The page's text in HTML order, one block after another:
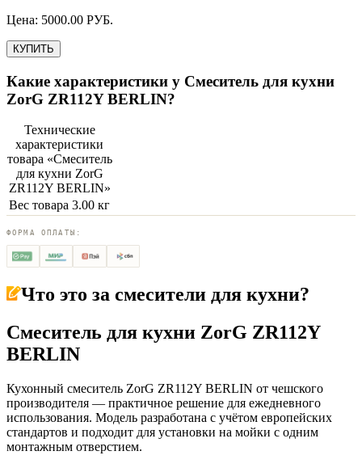
Цена: 5000.00 РУБ.
КУПИТЬ
Какие характеристики у Смеситель для кухни
ZorG ZR112Y BERLIN?
Технические
характеристики
товара «Смеситель
для кухни ZorG
ZR112Y BERLIN»
Вес товара 3.00 кг
ФОРМА ОПЛАТЫ:
Что это за смесители для кухни?
Смеситель для кухни ZorG ZR112Y
BERLIN
Кухонный смеситель ZorG ZR112Y BERLIN от чешского
производителя — практичное решение для ежедневного
использования. Модель разработана с учётом европейских
стандартов и подходит для установки на мойки с одним
монтажным отверстием.